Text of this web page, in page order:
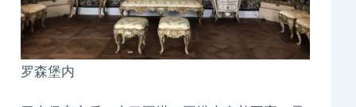
罗森堡内